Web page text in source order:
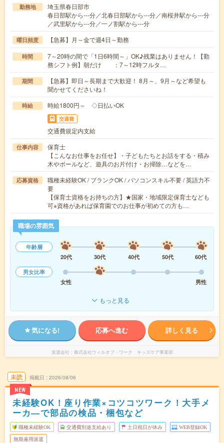
勤務地
埼玉県春日部市
春日部駅から---分／北春日部駅から---分／南桜井駅から---分
／武里駅から---分／一ノ割駅から---分
曜日頻度 【急募】月～金で週4日～勤務
時間
7～20時の間で「1日6時間～」OK♪残業はありません！【勤
務シフト例】朝だけ ：7～12時フルタ…
期間
【急募】即日～長期まで大歓迎！ 8月～、9月～など希望も
聞かせてくださいね！
時給 時給1800円～ ◇日払いOK
交通費
交通費規定内支給
仕事内容
保育士
【こんなお仕事をお任せ】・子どもたちとお話をする・積み
木やボールなど、遊具のお片付け・お掃除…などを…
応募資格
職種未経験OK / ブランクOK / パソコンスキル不要 / 英語力不
要
【保育士資格をお持ちの方】★国家・地域限定保育士なども
可※資格があれば保育園でのお仕事が初めての方も…
職場の雰囲気
年齢層
20代
30代 40代 50代
60代
男女比率
女性
男性
もっと見る
気になる! 応募へ進む 詳しく見る
派遣会社 株式会社ウィルオブ・ワーク キッズケア事業部
未読
NEW
掲載日 2026/08/06
未経験OK！座り作業×コツコツワーク！大手メ
ーカ―で部品の検品・梱包など
職種未経験OK 交通費別途支給あり 土日祝日が休み WEB登録OK
無期雇用派遣